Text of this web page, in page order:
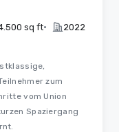
sq ft• 2022
zum
vom Union
Spaziergang